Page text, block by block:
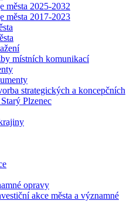
města 2025-2032
města 2017-2023
místních komunikací
strategických a koncepčních
Plzenec
opravy
akce města a významné